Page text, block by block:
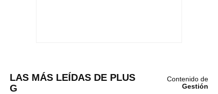
LAS MÁS LEÍDAS DE PLUS
G
Contenido de
Gestión